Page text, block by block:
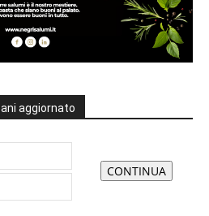
aggiornato